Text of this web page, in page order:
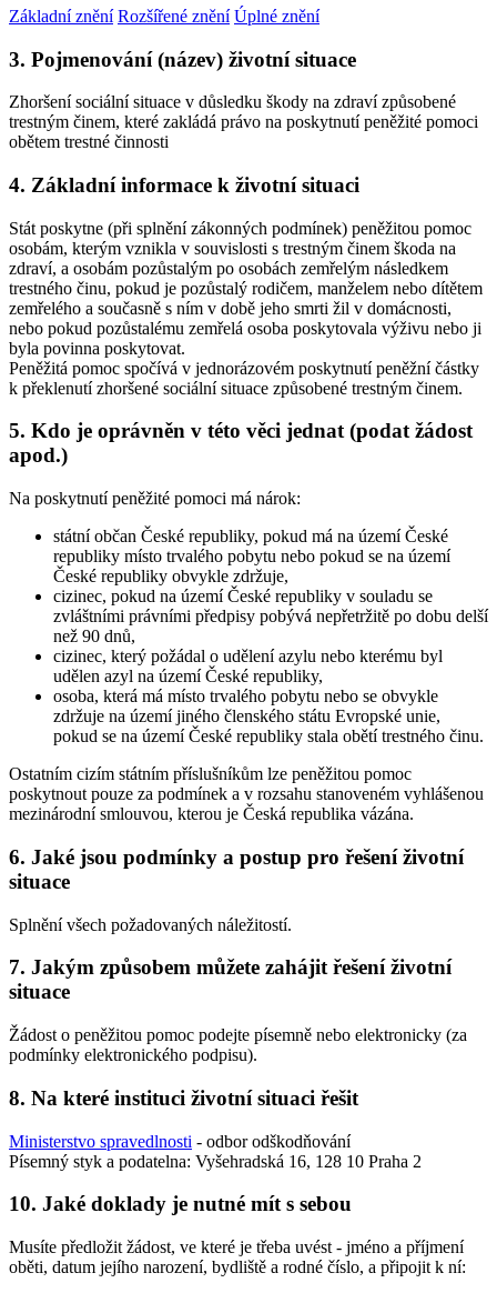
Základní znění Rozšířené znění Úplné znění
3. Pojmenování (název) životní situace
Zhoršení sociální situace v důsledku škody na zdraví způsobené
trestným činem, které zakládá právo na poskytnutí peněžité pomoci
obětem trestné činnosti
4. Základní informace k životní situaci
Stát poskytne (při splnění zákonných podmínek) peněžitou pomoc
osobám, kterým vznikla v souvislosti s trestným činem škoda na
zdraví, a osobám pozůstalým po osobách zemřelým následkem
trestného činu, pokud je pozůstalý rodičem, manželem nebo dítětem
zemřelého a současně s ním v době jeho smrti žil v domácnosti,
nebo pokud pozůstalému zemřelá osoba poskytovala výživu nebo ji
byla povinna poskytovat.
Peněžitá pomoc spočívá v jednorázovém poskytnutí peněžní částky
k překlenutí zhoršené sociální situace způsobené trestným činem.
5. Kdo je oprávněn v této věci jednat (podat žádost
apod.)
Na poskytnutí peněžité pomoci má nárok:
státní občan České republiky, pokud má na území České
republiky místo trvalého pobytu nebo pokud se na území
České republiky obvykle zdržuje,
cizinec, pokud na území České republiky v souladu se
zvláštními právními předpisy pobývá nepřetržitě po dobu delší
než 90 dnů,
cizinec, který požádal o udělení azylu nebo kterému byl
udělen azyl na území České republiky,
osoba, která má místo trvalého pobytu nebo se obvykle
zdržuje na území jiného členského státu Evropské unie,
pokud se na území České republiky stala obětí trestného činu.
Ostatním cizím státním příslušníkům lze peněžitou pomoc
poskytnout pouze za podmínek a v rozsahu stanoveném vyhlášenou
mezinárodní smlouvou, kterou je Česká republika vázána.
6. Jaké jsou podmínky a postup pro řešení životní
situace
Splnění všech požadovaných náležitostí.
7. Jakým způsobem můžete zahájit řešení životní
situace
Žádost o peněžitou pomoc podejte písemně nebo elektronicky (za
podmínky elektronického podpisu).
8. Na které instituci životní situaci řešit
Ministerstvo spravedlnosti - odbor odškodňování
Písemný styk a podatelna: Vyšehradská 16, 128 10 Praha 2
10. Jaké doklady je nutné mít s sebou
Musíte předložit žádost, ve které je třeba uvést - jméno a příjmení
oběti, datum jejího narození, bydliště a rodné číslo, a připojit k ní: